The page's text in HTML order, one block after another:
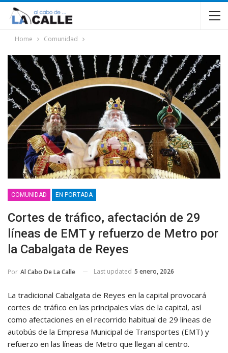
Home Comunidad
COMUNIDAD EN PORTADA
Cortes de tráfico, afectación de 29
líneas de EMT y refuerzo de Metro por
la Cabalgata de Reyes
Por Al Cabo De La Calle Last updated 5 enero, 2026
La tradicional Cabalgata de Reyes en la capital provocará
cortes de tráfico en las principales vías de la capital, así
como afectaciones en el recorrido habitual de 29 líneas de
autobús de la Empresa Municipal de Transportes (EMT) y
refuerzo en las líneas de Metro que llegan al centro.